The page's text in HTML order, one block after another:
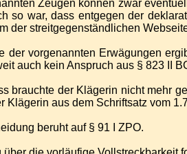
Zeugen können zwar
so war, dass entgegen der
der streitgegenständlichen
der vorgenannten Erwägungen
auch kein Anspruch aus § 823 II
brauchte der Klägerin nicht mehr
Klägerin aus dem Schriftsatz vom
beruht auf § 91 I ZPO.